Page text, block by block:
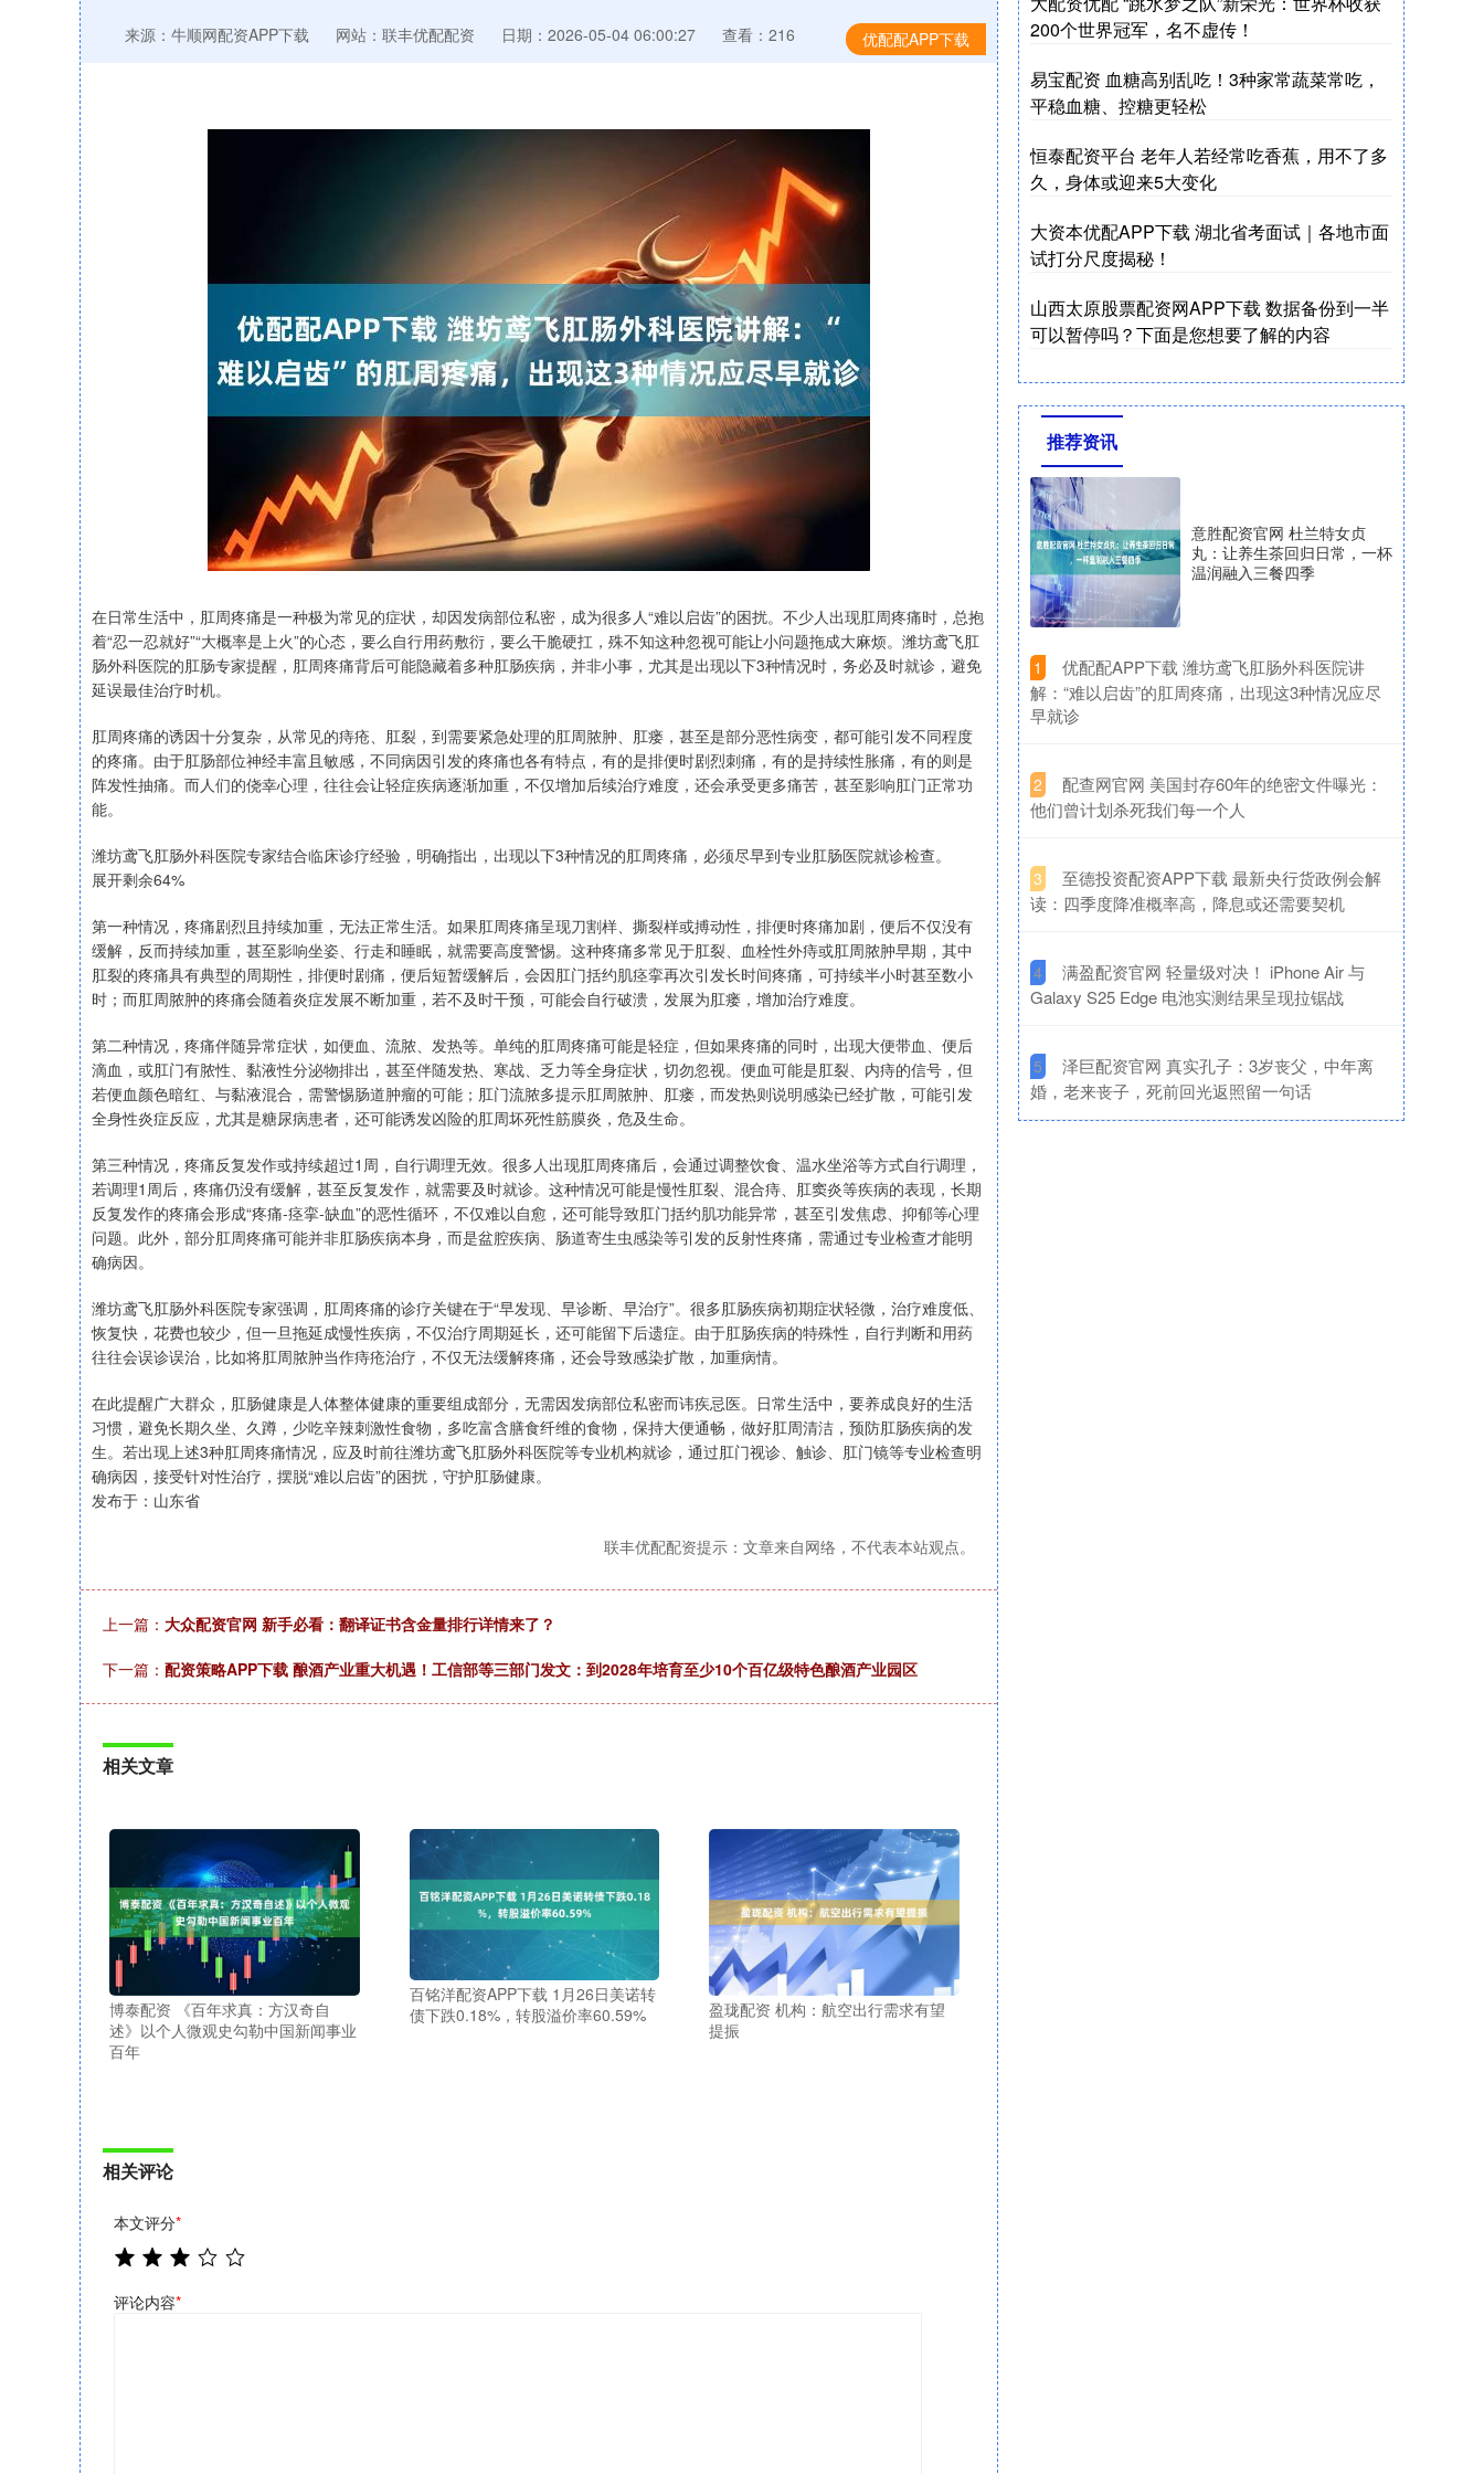
优配配APP下载
来源：牛顺网配资APP下载 网站：联丰优配配资 日期：2026-05-04 06:00:27 查看：216
在日常生活中，肛周疼痛是一种极为常见的症状，却因发病部位私密，成为很多人“难以启齿”的困扰。不少人出现肛周疼痛时，总抱
着“忍一忍就好”“大概率是上火”的心态，要么自行用药敷衍，要么干脆硬扛，殊不知这种忽视可能让小问题拖成大麻烦。潍坊鸢飞肛
肠外科医院的肛肠专家提醒，肛周疼痛背后可能隐藏着多种肛肠疾病，并非小事，尤其是出现以下3种情况时，务必及时就诊，避免
延误最佳治疗时机。
肛周疼痛的诱因十分复杂，从常见的痔疮、肛裂，到需要紧急处理的肛周脓肿、肛瘘，甚至是部分恶性病变，都可能引发不同程度
的疼痛。由于肛肠部位神经丰富且敏感，不同病因引发的疼痛也各有特点，有的是排便时剧烈刺痛，有的是持续性胀痛，有的则是
阵发性抽痛。而人们的侥幸心理，往往会让轻症疾病逐渐加重，不仅增加后续治疗难度，还会承受更多痛苦，甚至影响肛门正常功
能。
潍坊鸢飞肛肠外科医院专家结合临床诊疗经验，明确指出，出现以下3种情况的肛周疼痛，必须尽早到专业肛肠医院就诊检查。
展开剩余64%
第一种情况，疼痛剧烈且持续加重，无法正常生活。如果肛周疼痛呈现刀割样、撕裂样或搏动性，排便时疼痛加剧，便后不仅没有
缓解，反而持续加重，甚至影响坐姿、行走和睡眠，就需要高度警惕。这种疼痛多常见于肛裂、血栓性外痔或肛周脓肿早期，其中
肛裂的疼痛具有典型的周期性，排便时剧痛，便后短暂缓解后，会因肛门括约肌痉挛再次引发长时间疼痛，可持续半小时甚至数小
时；而肛周脓肿的疼痛会随着炎症发展不断加重，若不及时干预，可能会自行破溃，发展为肛瘘，增加治疗难度。
第二种情况，疼痛伴随异常症状，如便血、流脓、发热等。单纯的肛周疼痛可能是轻症，但如果疼痛的同时，出现大便带血、便后
滴血，或肛门有脓性、黏液性分泌物排出，甚至伴随发热、寒战、乏力等全身症状，切勿忽视。便血可能是肛裂、内痔的信号，但
若便血颜色暗红、与黏液混合，需警惕肠道肿瘤的可能；肛门流脓多提示肛周脓肿、肛瘘，而发热则说明感染已经扩散，可能引发
全身性炎症反应，尤其是糖尿病患者，还可能诱发凶险的肛周坏死性筋膜炎，危及生命。
第三种情况，疼痛反复发作或持续超过1周，自行调理无效。很多人出现肛周疼痛后，会通过调整饮食、温水坐浴等方式自行调理，
若调理1周后，疼痛仍没有缓解，甚至反复发作，就需要及时就诊。这种情况可能是慢性肛裂、混合痔、肛窦炎等疾病的表现，长期
反复发作的疼痛会形成“疼痛-痉挛-缺血”的恶性循环，不仅难以自愈，还可能导致肛门括约肌功能异常，甚至引发焦虑、抑郁等心理
问题。此外，部分肛周疼痛可能并非肛肠疾病本身，而是盆腔疾病、肠道寄生虫感染等引发的反射性疼痛，需通过专业检查才能明
确病因。
潍坊鸢飞肛肠外科医院专家强调，肛周疼痛的诊疗关键在于“早发现、早诊断、早治疗”。很多肛肠疾病初期症状轻微，治疗难度低、
恢复快，花费也较少，但一旦拖延成慢性疾病，不仅治疗周期延长，还可能留下后遗症。由于肛肠疾病的特殊性，自行判断和用药
往往会误诊误治，比如将肛周脓肿当作痔疮治疗，不仅无法缓解疼痛，还会导致感染扩散，加重病情。
在此提醒广大群众，肛肠健康是人体整体健康的重要组成部分，无需因发病部位私密而讳疾忌医。日常生活中，要养成良好的生活
习惯，避免长期久坐、久蹲，少吃辛辣刺激性食物，多吃富含膳食纤维的食物，保持大便通畅，做好肛周清洁，预防肛肠疾病的发
生。若出现上述3种肛周疼痛情况，应及时前往潍坊鸢飞肛肠外科医院等专业机构就诊，通过肛门视诊、触诊、肛门镜等专业检查明
确病因，接受针对性治疗，摆脱“难以启齿”的困扰，守护肛肠健康。
发布于：山东省
联丰优配配资提示：文章来自网络，不代表本站观点。
上一篇： 大众配资官网 新手必看：翻译证书含金量排行详情来了？
下一篇： 配资策略APP下载 酿酒产业重大机遇！工信部等三部门发文：到2028年培育至少10个百亿级特色酿酒产业园区
相关文章
博泰配资 《百年求真：方汉奇自
述》以个人微观史勾勒中国新闻事业
百年
百铭洋配资APP下载 1月26日美诺转
债下跌0.18%，转股溢价率60.59%
盈珑配资 机构：航空出行需求有望
提振
相关评论
本文评分*
评论内容*
200个世界冠军，名不虚传！
易宝配资 血糖高别乱吃！3种家常蔬菜常吃，
平稳血糖、控糖更轻松
恒泰配资平台 老年人若经常吃香蕉，用不了多
久，身体或迎来5大变化
大资本优配APP下载 湖北省考面试｜各地市面
试打分尺度揭秘！
山西太原股票配资网APP下载 数据备份到一半
可以暂停吗？下面是您想要了解的内容
推荐资讯
意胜配资官网 杜兰特女贞
丸：让养生茶回归日常，一杯
温润融入三餐四季
1
​优配配APP下载 潍坊鸢飞肛肠外科医院讲
解：“难以启齿”的肛周疼痛，出现这3种情况应尽
早就诊
2
​配查网官网 美国封存60年的绝密文件曝光：
他们曾计划杀死我们每一个人
3
​至德投资配资APP下载 最新央行货政例会解
读：四季度降准概率高，降息或还需要契机
4
​满盈配资官网 轻量级对决！ iPhone Air 与
Galaxy S25 Edge 电池实测结果呈现拉锯战
5
​泽巨配资官网 真实孔子：3岁丧父，中年离
婚，老来丧子，死前回光返照留一句话